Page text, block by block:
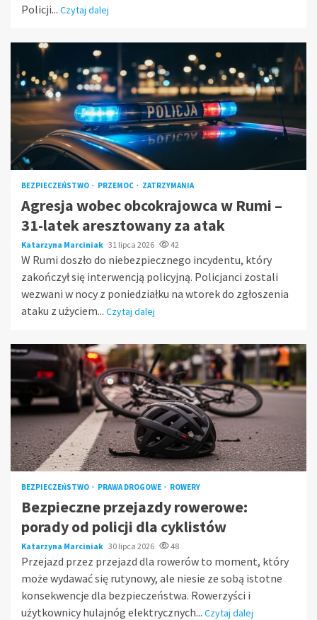
Policji... Czytaj dalej
BEZPIECZEŃSTWO PRZEMOC ZATRZYMANIA
Agresja wobec obcokrajowca w Rumi –
31-latek aresztowany za atak
Katarzyna Marciniak 31 lipca 2026 42
W Rumi doszło do niebezpiecznego incydentu, który
zakończył się interwencją policyjną. Policjanci zostali
wezwani w nocy z poniedziałku na wtorek do zgłoszenia
ataku z użyciem... Czytaj dalej
BEZPIECZEŃSTWO PRAWA DROGOWE ROWERY
Bezpieczne przejazdy rowerowe:
porady od policji dla cyklistów
Katarzyna Marciniak 30 lipca 2026 48
Przejazd przez przejazd dla rowerów to moment, który
może wydawać się rutynowy, ale niesie ze sobą istotne
konsekwencje dla bezpieczeństwa. Rowerzyści i
użytkownicy hulajnóg elektrycznych... Czytaj dalej